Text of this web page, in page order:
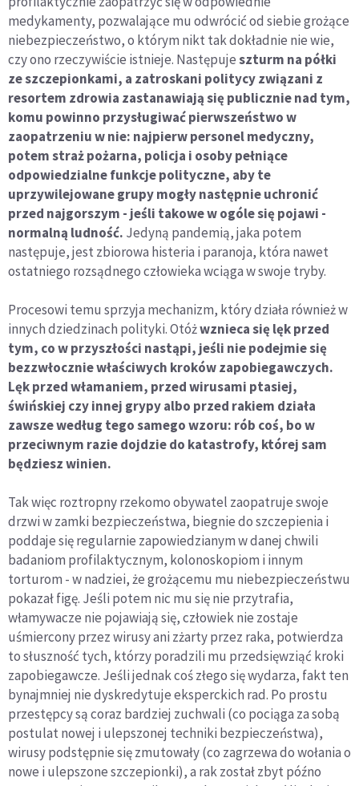
medykamenty, pozwalające mu odwrócić od siebie grożące
niebezpieczeństwo, o którym nikt tak dokładnie nie wie,
czy ono rzeczywiście istnieje. Następujeszturm na półki
ze szczepionkami, a zatroskani politycy związani z
resortem zdrowia zastanawiają się publicznie nad tym,
komu powinno przysługiwać pierwszeństwo w
zaopatrzeniu w nie: najpierw personel medyczny,
potem straż pożarna, policja i osoby pełniące
odpowiedzialne funkcje polityczne, aby te
uprzywilejowane grupy mogły następnie uchronić
przed najgorszym - jeśli takowe w ogóle się pojawi -
normalną ludność. Jedyną pandemią, jaka potem
następuje, jest zbiorowa histeria i paranoja, która nawet
ostatniego rozsądnego człowieka wciąga w swoje tryby.
Procesowi temu sprzyja mechanizm, który działa również w
innych dziedzinach polityki. Otóżwznieca się lęk przed
tym, co w przyszłości nastąpi, jeśli nie podejmie się
bezzwłocznie właściwych kroków zapobiegawczych.
Lęk przed włamaniem, przed wirusami ptasiej,
świńskiej czy innej grypy albo przed rakiem działa
zawsze według tego samego wzoru: rób coś, bo w
przeciwnym razie dojdzie do katastrofy, której sam
będziesz winien.
Tak więc roztropny rzekomo obywatel zaopatruje swoje
drzwi w zamki bezpieczeństwa, biegnie do szczepienia i
poddaje się regularnie zapowiedzianym w danej chwili
badaniom profilaktycznym, kolonoskopiom i innym
torturom - w nadziei, że grożącemu mu niebezpieczeństwu
pokazał figę. Jeśli potem nic mu się nie przytrafia,
włamywacze nie pojawiają się, człowiek nie zostaje
uśmiercony przez wirusy ani zżarty przez raka, potwierdza
to słuszność tych, którzy poradzili mu przedsięwziąć kroki
zapobiegawcze. Jeśli jednak coś złego się wydarza, fakt ten
bynajmniej nie dyskredytuje eksperckich rad. Po prostu
przestępcy są coraz bardziej zuchwali (co pociąga za sobą
postulat nowej i ulepszonej techniki bezpieczeństwa),
wirusy podstępnie się zmutowały (co zagrzewa do wołania o
nowe i ulepszone szczepionki), a rak został zbyt późno